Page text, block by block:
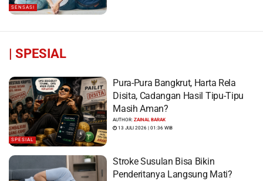
SENSASI
| SPESIAL
SPESIAL
Pura-Pura Bangkrut, Harta Rela
Disita, Cadangan Hasil Tipu-Tipu
Masih Aman?
AUTHOR:ZAINAL BARAK
13 JULI 2026 | 01:36 WIB
Stroke Susulan Bisa Bikin
Penderitanya Langsung Mati?